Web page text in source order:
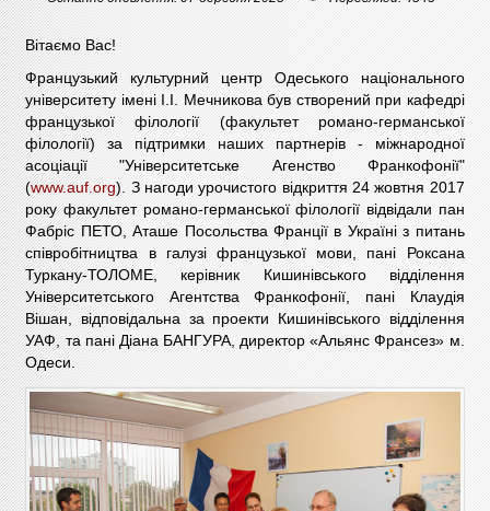
Вітаємо Вас!
Французький культурний центр Одеського національного
університету імені І.І. Мечникова був створений при кафедрі
французької філології (факультет романо-германської
філології) за підтримки наших партнерів - міжнародної
асоціації "Університетське Агенство Франкофонії"
(www.auf.org). З нагоди урочистого відкриття 24 жовтня 2017
року факультет романо-германської філології відвідали пан
Фабріс ПЕТО, Аташе Посольства Франції в Україні з питань
співробітництва в галузі французької мови, пані Роксана
Туркану-ТОЛОМЕ, керівник Кишинівського відділення
Університетського Агентства Франкофонії, пані Клаудія
Вішан, відповідальна за проекти Кишинівського відділення
УАФ, та пані Діана БАНГУРА, директор «Альянс Франсез» м.
Одеси.